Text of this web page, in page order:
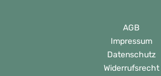
AGB
Impressum
Datenschutz
Widerrufsrecht